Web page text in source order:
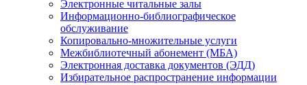
Электронные читальные залы
Информационно-библиографическое
обслуживание
Копировально-множительные услуги
Межбиблиотечный абонемент (МБА)
Электронная доставка документов (ЭДД)
Избирательное распространение информации